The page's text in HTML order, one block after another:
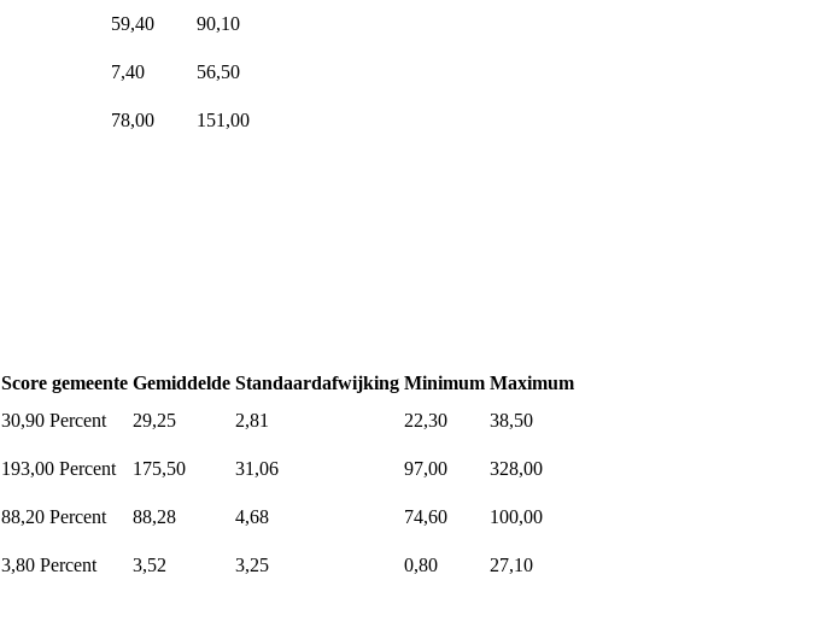
59,40
90,10
7,40
56,50
78,00 151,00
Score gemeente Gemiddelde Standaardafwijking Minimum Maximum
30,90 Percent 29,25 2,81 22,30
38,50
193,00 Percent 175,50 31,06 97,00
328,00
88,20 Percent 88,28 4,68 74,60
100,00
3,80 Percent 3,52 3,25 0,80 27,10